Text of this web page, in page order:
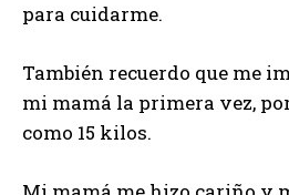
para cuidarme.
También recuerdo que me
mi mamá la primera vez,
como 15 kilos.